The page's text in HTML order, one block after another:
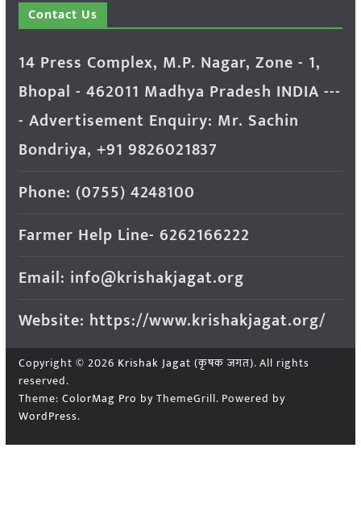
Contact Us
14 Press Complex, M.P. Nagar, Zone - 1,
Bhopal - 462011 Madhya Pradesh INDIA ---
- Advertisement Enquiry: Mr. Sachin
Bondriya, +91 9826021837
Phone: (0755) 4248100
Farmer Help Line- 6262166222
Email: info@krishakjagat.org
Website: https://www.krishakjagat.org/
Copyright © 2026 Krishak Jagat (कृषक जगत). All rights
reserved.
Theme: ColorMag Pro by ThemeGrill. Powered by
WordPress.